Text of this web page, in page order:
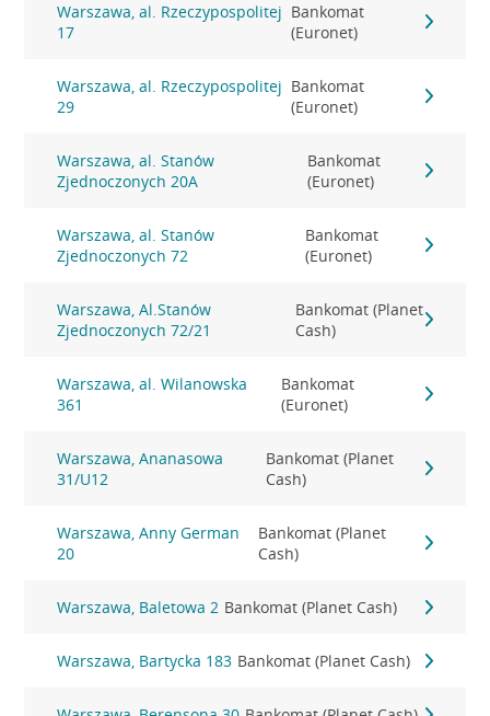
Warszawa, al. Rzeczypospolitej
17
Bankomat
(Euronet)
Warszawa, al. Rzeczypospolitej
29
Bankomat
(Euronet)
Warszawa, al. Stanów
Zjednoczonych 20A
Bankomat
(Euronet)
Warszawa, al. Stanów
Zjednoczonych 72
Bankomat
(Euronet)
Warszawa, Al.Stanów
Zjednoczonych 72/21
Bankomat (Planet
Cash)
Warszawa, al. Wilanowska
361
Bankomat
(Euronet)
Warszawa, Ananasowa
31/U12
Bankomat (Planet
Cash)
Warszawa, Anny German
20
Bankomat (Planet
Cash)
Warszawa, Baletowa 2 Bankomat (Planet Cash)
Warszawa, Bartycka 183 Bankomat (Planet Cash)